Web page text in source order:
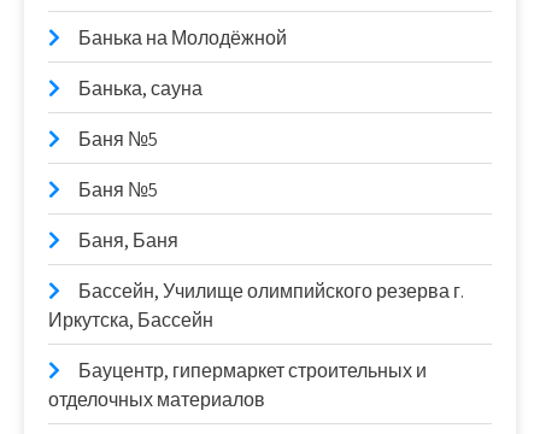
Банька на Молодёжной
Банька, сауна
Баня №5
Баня №5
Баня, Баня
Бассейн, Училище олимпийского резерва г.
Иркутска, Бассейн
Бауцентр, гипермаркет строительных и
отделочных материалов